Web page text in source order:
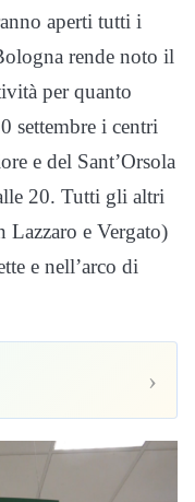
aperti tutti i
rende noto il
per quanto
settembre i centri
e del Sant’Orsola
20. Tutti gli altri
Lazzaro e Vergato)
e nell’arco di
›